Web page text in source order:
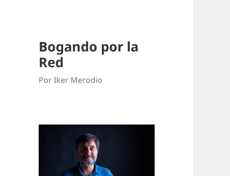
Bogando por la
Red
Por Iker Merodio